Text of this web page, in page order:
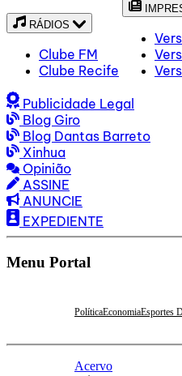
RÁDIOS
Clube FM
Clube Recife
Publicidade Legal
Blog Giro
Blog Dantas Barreto
Xinhua
Opinião
ASSINE
ANUNCIE
EXPEDIENTE
Menu Portal
PolíticaEconomiaEsportes
Acervo